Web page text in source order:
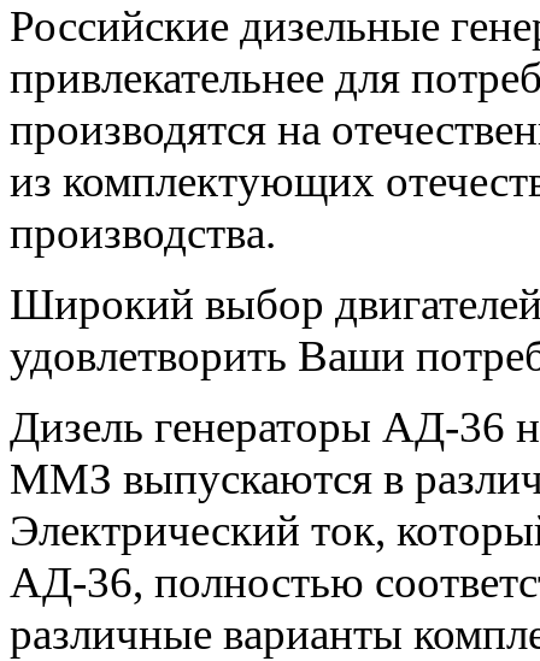
Российские дизельные
привлекательнее для
производятся на
из комплектующих
производства.
Широкий выбор
удовлетворить Ваши
Дизель генераторы АД-36
ММЗ выпускаются в
Электрический ток,
АД-36, полностью
различные варианты